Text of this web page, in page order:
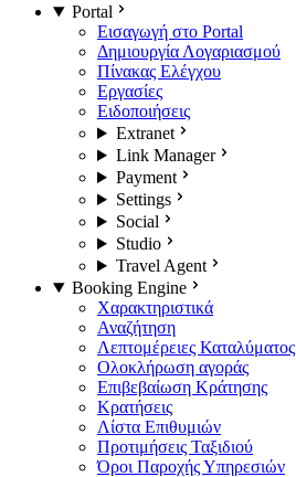
Portal
Εισαγωγή στο Portal
Δημιουργία Λογαριασμού
Πίνακας Ελέγχου
Εργασίες
Ειδοποιήσεις
Extranet
Link Manager
Payment
Settings
Social
Studio
Travel Agent
Booking Engine
Χαρακτηριστικά
Αναζήτηση
Λεπτομέρειες Καταλύματος
Ολοκλήρωση αγοράς
Επιβεβαίωση Κράτησης
Κρατήσεις
Λίστα Επιθυμιών
Προτιμήσεις Ταξιδιού
Όροι Παροχής Υπηρεσιών